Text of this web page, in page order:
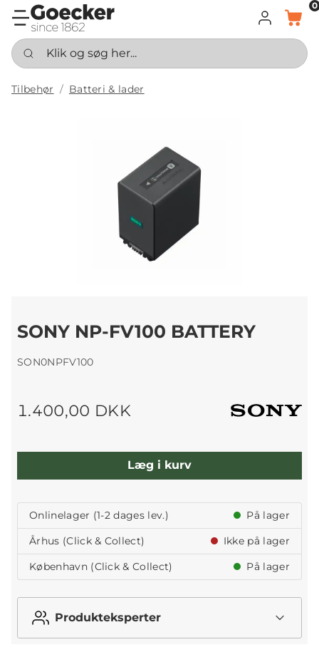
LOG INDKURV
0
Klik og søg her...
Tilbehør Batteri & lader
SONY NP-FV100 BATTERY
SON0NPFV100
1.400,00 DKK
Læg i kurv
Onlinelager (1-2 dages lev.)
På lager
Århus (Click & Collect)
Ikke på lager
København (Click & Collect)
På lager
Produkteksperter